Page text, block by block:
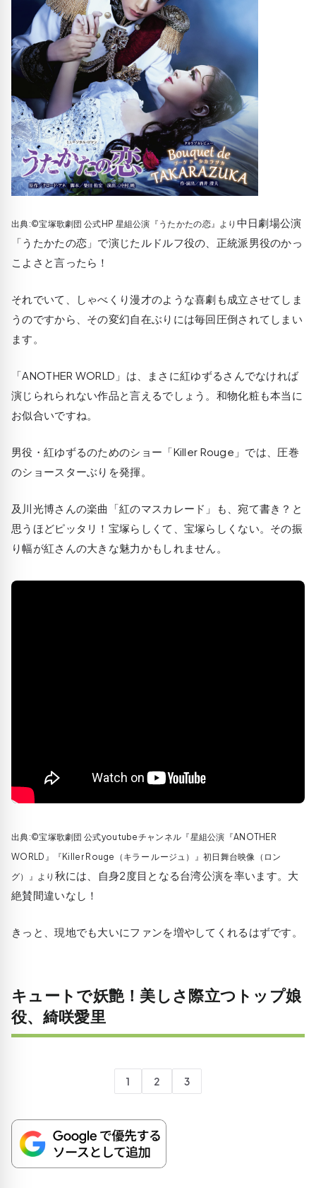
出典:©宝塚歌劇団 公式HP 星組公演『うたかたの恋』より 中日劇場公演
「うたかたの恋」で演じたルドルフ役の、正統派男役のかっ
こよさと言ったら！
それでいて、しゃべくり漫才のような喜劇も成立させてしま
うのですから、その変幻自在ぶりには毎回圧倒されてしまい
ます。
「ANOTHER WORLD」は、まさに紅ゆずるさんでなければ
演じられられない作品と言えるでしょう。和物化粧も本当に
お似合いですね。
男役・紅ゆずるのためのショー「Killer Rouge」では、圧巻
のショースターぶりを発揮。
及川光博さんの楽曲「紅のマスカレード」も、宛て書き？と
思うほどピッタリ！宝塚らしくて、宝塚らしくない。その振
り幅が紅さんの大きな魅力かもしれません。
出典:©宝塚歌劇団 公式youtubeチャンネル『星組公演『ANOTHER
WORLD』『Killer Rouge（キラー ルージュ）』初日舞台映像（ロン
グ）』より 秋には、自身2度目となる台湾公演を率います。大
絶賛間違いなし！
きっと、現地でも大いにファンを増やしてくれるはずです。
キュートで妖艶！美しさ際立つトップ娘
役、綺咲愛里
1 2 3